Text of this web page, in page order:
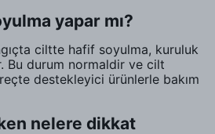
yapar mı?
ciltte hafif soyulma, kuruluk
Bu durum normaldir ve cilt
destekleyici ürünlerle bakım
nelere dikkat